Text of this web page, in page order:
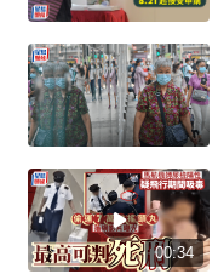
00:34